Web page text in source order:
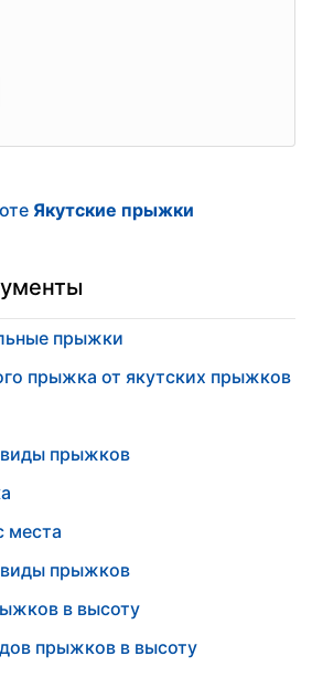
Якутские прыжки
прыжки
прыжка от якутских прыжков
виды прыжков
места
виды прыжков
в высоту
прыжков в высоту